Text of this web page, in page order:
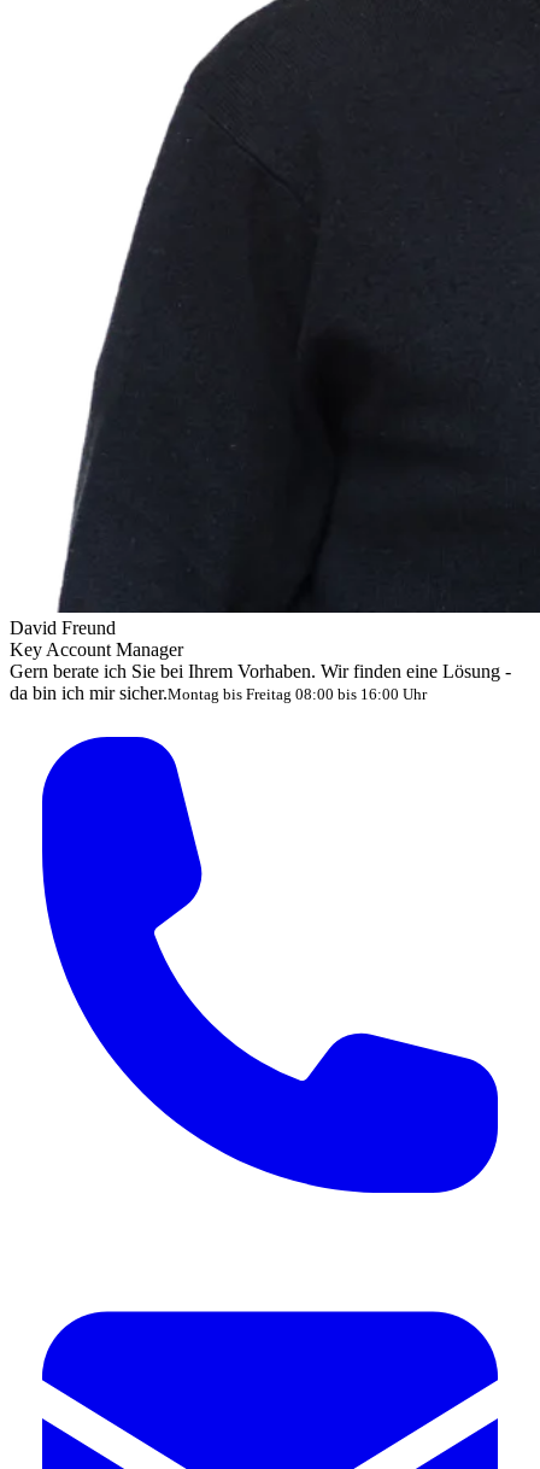
David Freund
Key Account Manager
Gern berate ich Sie bei Ihrem Vorhaben. Wir finden eine Lösung -
da bin ich mir sicher.Montag bis Freitag 08:00 bis 16:00 Uhr